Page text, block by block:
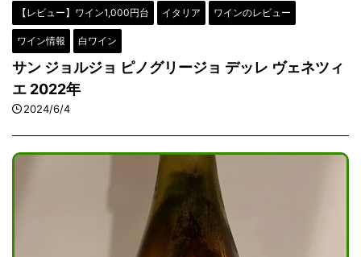
【レビュー】ワイン1,000円台 イタリア ワインのレビュー
ワイン情報 白ワイン
サン ジョルジョ ピノグリージョ デッレ ヴェネツィ
エ 2022年
2024/6/4